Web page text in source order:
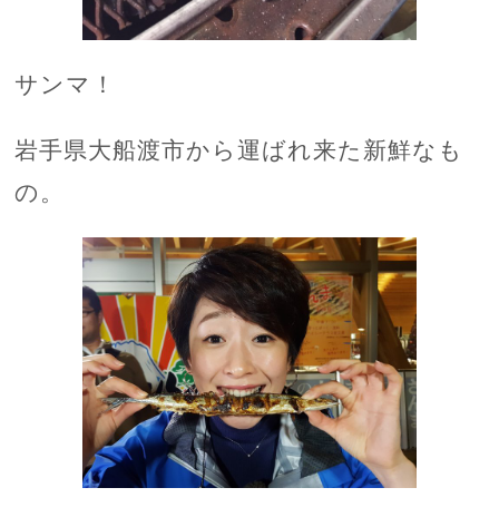
サンマ！
岩手県大船渡市から運ばれ来た新鮮なも
の。